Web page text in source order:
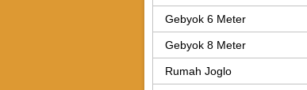
Gebyok 6 Meter
Gebyok 8 Meter
Rumah Joglo